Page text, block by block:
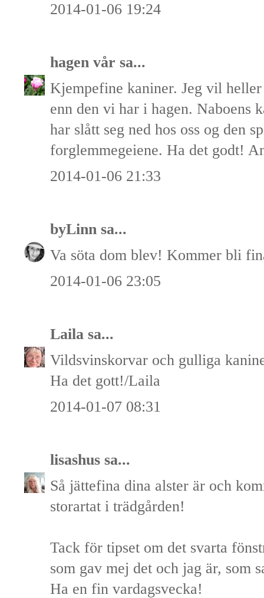
2014-01-06 19:24
hagen vår sa...
Kjempefine kaniner. Jeg vil
enn den vi har i hagen. Naboens
har slått seg ned hos oss og den
forglemmegeiene. Ha det godt!
2014-01-06 21:33
byLinn sa...
Va söta dom blev! Kommer bli
2014-01-06 23:05
Laila sa...
Vildsvinskorvar och gulliga
Ha det gott!/Laila
2014-01-07 08:31
lisashus sa...
Så jättefina dina alster är och
storartat i trädgården!
Tack för tipset om det svarta
som gav mej det och jag är, som
Ha en fin vardagsvecka!